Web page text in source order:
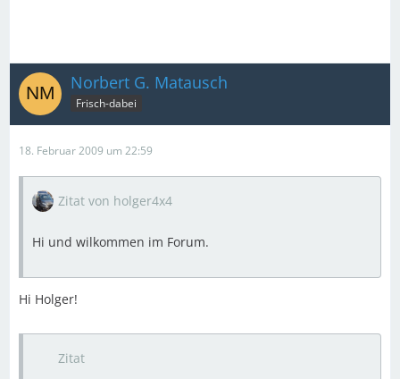
Norbert G. Matausch
Frisch-dabei
18. Februar 2009 um 22:59
Zitat von holger4x4
Hi und wilkommen im Forum.
Hi Holger!
Zitat